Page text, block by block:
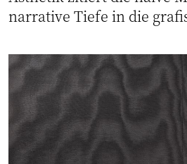
narrative Tiefe in die